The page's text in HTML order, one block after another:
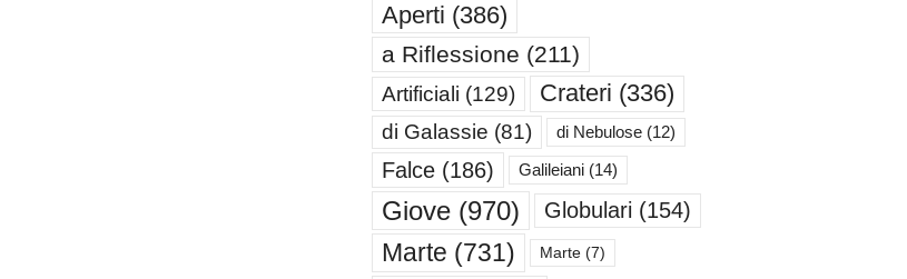
Aperti (386)
a Riflessione (211)
Artificiali (129) Crateri (336)
di Galassie (81) di Nebulose(12)
Falce(186) Galileiani(14)
Giove(970) Globulari (154)
Marte (731) Marte(7)